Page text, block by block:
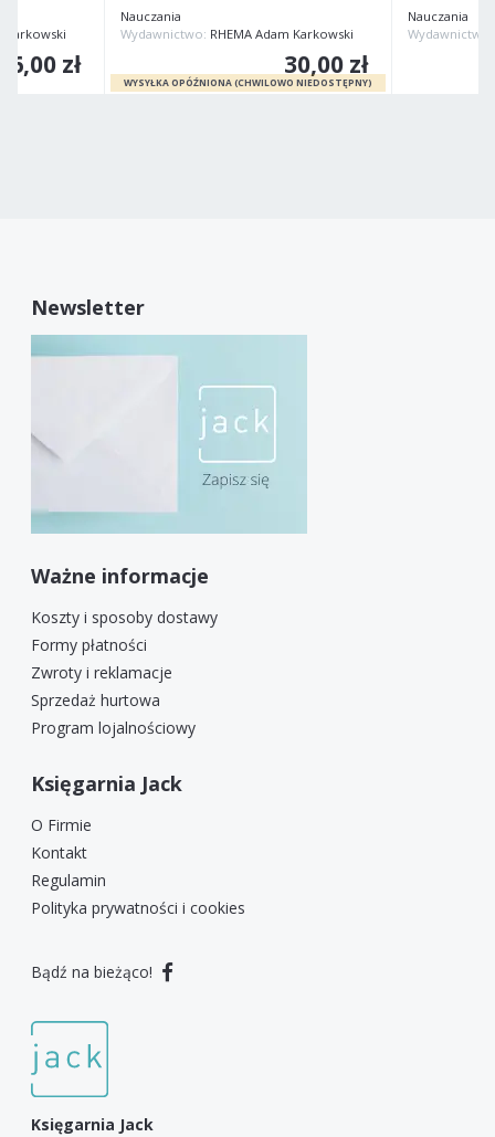
Karkowski
zł
Nauczania
Wydawnictwo: RHEMA Adam Karkowski
30,00 zł
Nauczania
Newsletter
Ważne informacje
Koszty i sposoby dostawy
Formy płatności
Zwroty i reklamacje
Sprzedaż hurtowa
Program lojalnościowy
Księgarnia Jack
O Firmie
Kontakt
Regulamin
Polityka prywatności i cookies
Bądź na bieżąco!
Księgarnia Jack